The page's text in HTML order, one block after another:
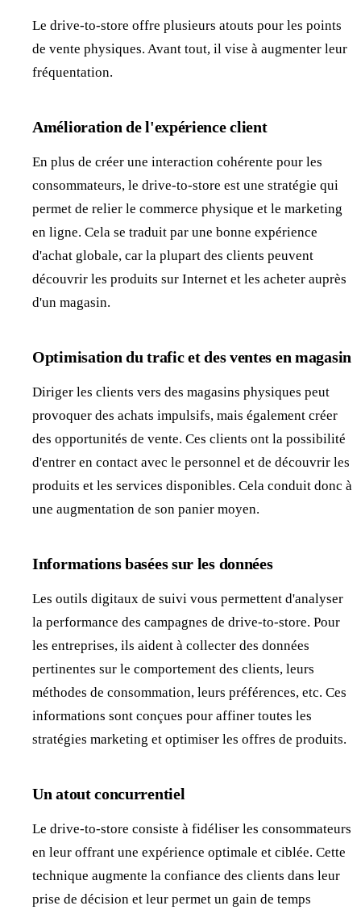
Le drive-to-store offre plusieurs atouts pour les points
de vente physiques. Avant tout, il vise à augmenter leur
fréquentation.
Amélioration de l'expérience client
En plus de créer une interaction cohérente pour les
consommateurs, le drive-to-store est une stratégie qui
permet de relier le commerce physique et le marketing
en ligne. Cela se traduit par une bonne expérience
d'achat globale, car la plupart des clients peuvent
découvrir les produits sur Internet et les acheter auprès
d'un magasin.
Optimisation du trafic et des ventes en magasin
Diriger les clients vers des magasins physiques peut
provoquer des achats impulsifs, mais également créer
des opportunités de vente. Ces clients ont la possibilité
d'entrer en contact avec le personnel et de découvrir les
produits et les services disponibles. Cela conduit donc à
une augmentation de son panier moyen.
Informations basées sur les données
Les outils digitaux de suivi vous permettent d'analyser
la performance des campagnes de drive-to-store. Pour
les entreprises, ils aident à collecter des données
pertinentes sur le comportement des clients, leurs
méthodes de consommation, leurs préférences, etc. Ces
informations sont conçues pour affiner toutes les
stratégies marketing et optimiser les offres de produits.
Un atout concurrentiel
Le drive-to-store consiste à fidéliser les consommateurs
en leur offrant une expérience optimale et ciblée. Cette
technique augmente la confiance des clients dans leur
prise de décision et leur permet un gain de temps